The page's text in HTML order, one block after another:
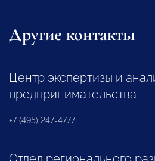
Другие контакты
Центр экспертизы и
предпринимательства
+7 (495) 247-4777